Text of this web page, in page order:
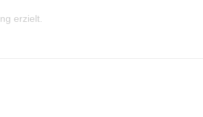
erzielt.